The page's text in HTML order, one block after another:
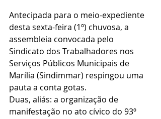
Antecipada para o meio-expediente
desta sexta-feira (1º) chuvosa, a
assembleia convocada pelo
Sindicato dos Trabalhadores nos
Serviços Públicos Municipais de
Marília (Sindimmar) respingou uma
pauta a conta gotas.
Duas, aliás: a organização de
manifestação no ato cívico do 93º